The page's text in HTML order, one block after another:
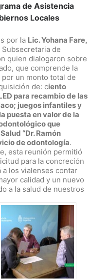
de Asistencia
Locales
por la Lic. Yohana Fare,
de
quien dialogaron sobre
que comprende la
un monto total de
de: ciento
para recambio de las
juegos infantiles y
puesta en valor de la
que
“Dr. Ramón
de odontología.
esta reunión permitió
para la concreción
los vialenses contar
calidad y un nuevo
a la salud de nuestros